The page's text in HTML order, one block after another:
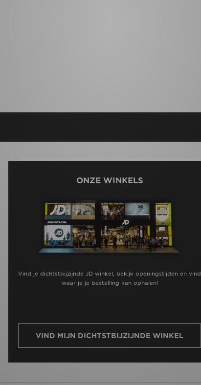
ONZE WINKELS
Vind je dichtstbijzijnde JD winkel, bekijk openingstijden en vind
waar je je bestelling kan ophalen!
VIND MIJN DICHTSTBIJZIJNDE WINKEL